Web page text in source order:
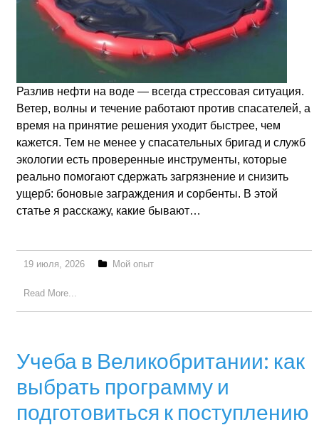
Разлив нефти на воде — всегда стрессовая ситуация.
Ветер, волны и течение работают против спасателей, а
время на принятие решения уходит быстрее, чем
кажется. Тем не менее у спасательных бригад и служб
экологии есть проверенные инструменты, которые
реально помогают сдержать загрязнение и снизить
ущерб: боновые заграждения и сорбенты. В этой
статье я расскажу, какие бывают…
19 июля, 2026 Мой опыт
Read More...
Учеба в Великобритании: как
выбрать программу и
подготовиться к поступлению